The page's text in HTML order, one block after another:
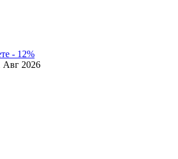
- 12%
Авг 2026